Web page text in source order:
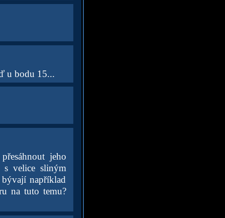
u bodu 15...
jeho
s velice sliným
například
na tuto temu?